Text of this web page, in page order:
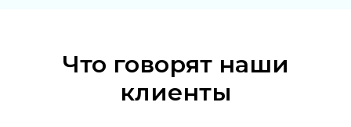
Что говорят наши
клиенты